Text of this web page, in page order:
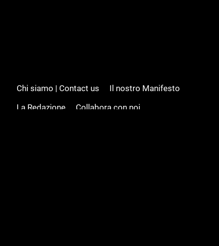
Chi siamo | Contact us
Il nostro Manifesto
La Redazione
Collabora con noi